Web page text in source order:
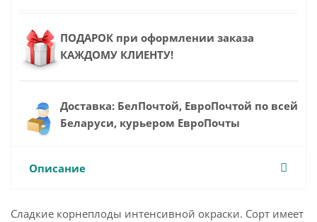
ПОДАРОК при оформлении заказа
КАЖДОМУ КЛИЕНТУ!
Доставка: БелПочтой, ЕвроПочтой по всей
Беларуси, курьером ЕвроПочты
Описание
Сладкие корнеплоды интенсивной окраски. Сорт имеет